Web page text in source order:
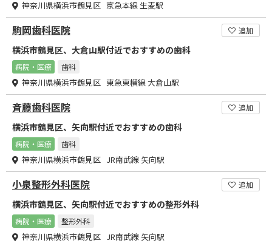
神奈川県横浜市鶴見区 京急本線 生麦駅
駒岡歯科医院 追加
横浜市鶴見区、大倉山駅付近でおすすめの歯科
病院・医療 歯科
神奈川県横浜市鶴見区 東急東横線 大倉山駅
斉藤歯科医院 追加
横浜市鶴見区、矢向駅付近でおすすめの歯科
病院・医療 歯科
神奈川県横浜市鶴見区 JR南武線 矢向駅
小泉整形外科医院 追加
横浜市鶴見区、矢向駅付近でおすすめの整形外科
病院・医療 整形外科
神奈川県横浜市鶴見区 JR南武線 矢向駅